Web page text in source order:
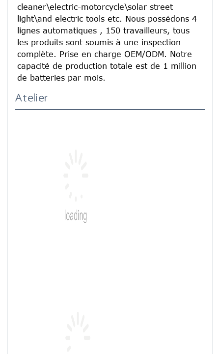
cleaner\electric-motorcycle\solar street
light\and electric tools etc. Nous possédons 4
lignes automatiques , 150 travailleurs, tous
les produits sont soumis à une inspection
complète. Prise en charge OEM/ODM. Notre
capacité de production totale est de 1 million
de batteries par mois.
Atelier